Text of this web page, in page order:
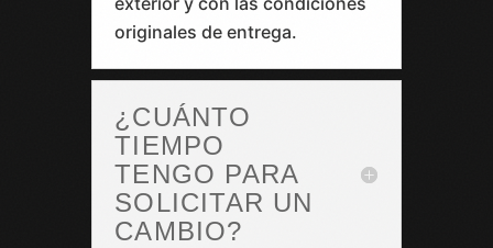
originales de entrega.
¿CUÁNTO
TIEMPO
TENGO PARA
SOLICITAR UN
CAMBIO?